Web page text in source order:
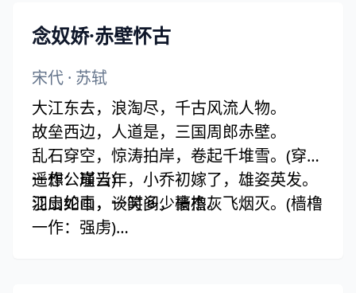
画栋朝飞南浦云，珠帘暮卷西山雨。
闲云潭影日悠悠，物换星移几度秋。
阁中帝子今何在？槛外长江空自流。
念奴娇·赤壁怀古
宋代 · 苏轼
大江东去，浪淘尽，千古风流人物。
故垒西边，人道是，三国周郎赤壁。
乱石穿空，惊涛拍岸，卷起千堆雪。(穿空
一作：崩云)
江山如画，一时多少豪杰。
遥想公瑾当年，小乔初嫁了，雄姿英发。
羽扇纶巾，谈笑间，樯橹灰飞烟灭。(樯橹
一作：强虏)